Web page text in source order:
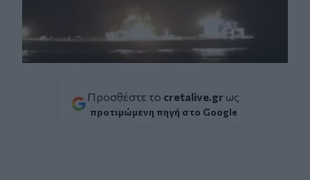
Προσθέστε το cretalive.gr ως
προτιμώμενη πηγή στο Google